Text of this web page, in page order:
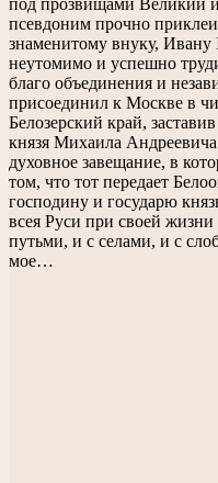
под прозвищами Великий
псевдоним прочно
знаменитому внуку,
неутомимо и успешно
благо объединения и
присоединил к Москве в
Белозерский край,
князя Михаила
духовное завещание, в
том, что тот передает
господину и государю
всея Руси при своей
путьми, и с селами, и с
мое…